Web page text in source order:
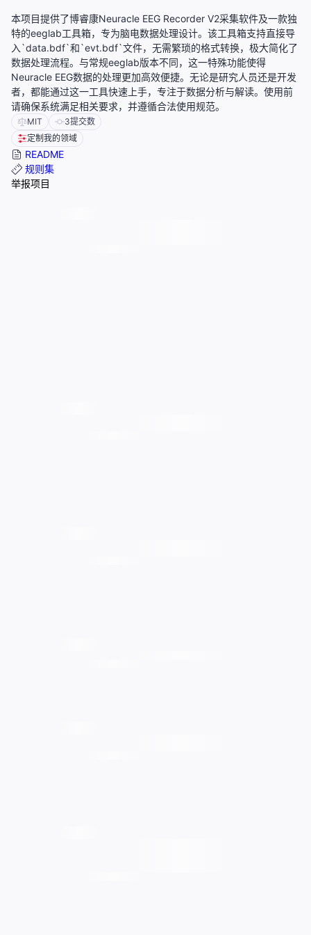
本项目提供了博睿康Neuracle EEG Recorder V2采集软件及一款独
特的eeglab工具箱，专为脑电数据处理设计。该工具箱支持直接导
入`data.bdf`和`evt.bdf`文件，无需繁琐的格式转换，极大简化了
数据处理流程。与常规eeglab版本不同，这一特殊功能使得
Neuracle EEG数据的处理更加高效便捷。无论是研究人员还是开发
者，都能通过这一工具快速上手，专注于数据分析与解读。使用前
请确保系统满足相关要求，并遵循合法使用规范。
MIT 3提交数
定制我的领域
README
规则集
举报项目